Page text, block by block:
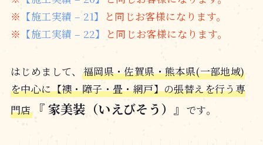
※ 【施工実績 – 21】 と同じお客様になります。
※ 【施工実績 – 22】 と同じお客様になります。
はじめまして、 福岡県・佐賀県・熊本県(一部地域)
を中心に【襖・障子・畳・網戸】の張替えを行う専
門店『 家美装（いえびそう）』 です。